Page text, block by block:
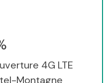
4G LTE
Montagne